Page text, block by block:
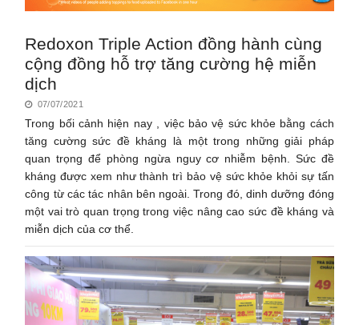
Redoxon Triple Action đồng hành cùng
cộng đồng hỗ trợ tăng cường hệ miễn
dịch
07/07/2021
Trong bối cảnh hiện nay , việc bảo vệ sức khỏe bằng cách
tăng cường sức đề kháng là một trong những giải pháp
quan trọng để phòng ngừa nguy cơ nhiễm bệnh. Sức đề
kháng được xem như thành trì bảo vệ sức khỏe khỏi sự tấn
công từ các tác nhân bên ngoài. Trong đó, dinh dưỡng đóng
một vai trò quan trọng trong việc nâng cao sức đề kháng và
miễn dịch của cơ thể.